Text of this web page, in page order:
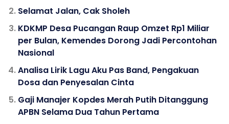
Selamat Jalan, Cak Sholeh
KDKMP Desa Pucangan Raup Omzet Rp1 Miliar
per Bulan, Kemendes Dorong Jadi Percontohan
Nasional
Analisa Lirik Lagu Aku Pas Band, Pengakuan
Dosa dan Penyesalan Cinta
Gaji Manajer Kopdes Merah Putih Ditanggung
APBN Selama Dua Tahun Pertama